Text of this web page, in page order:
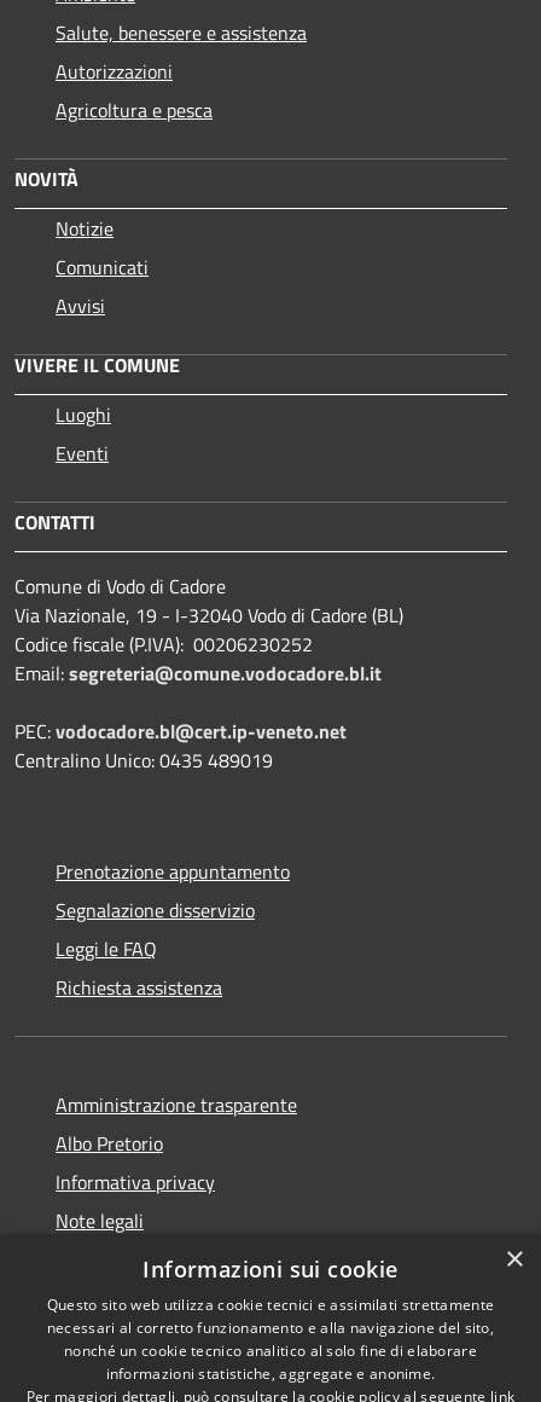
Salute, benessere e assistenza
Autorizzazioni
Agricoltura e pesca
NOVITÀ
Notizie
Comunicati
Avvisi
VIVERE IL COMUNE
Luoghi
Eventi
CONTATTI
Comune di Vodo di Cadore
Via Nazionale, 19 - I-32040 Vodo di Cadore (BL)
Codice fiscale (P.IVA): 00206230252
Email:segreteria@comune.vodocadore.bl.it
PEC:vodocadore.bl@cert.ip-veneto.net
Centralino Unico: 0435 489019
Prenotazione appuntamento
Segnalazione disservizio
Leggi le FAQ
Richiesta assistenza
Amministrazione trasparente
Albo Pretorio
Informativa privacy
Note legali
Dichiarazione di accessibilità
Copyright © 2026 • Comune di
×
Informazioni sui cookie
Questo sito web utilizza cookie tecnici e assimilati strettamente
necessari al corretto funzionamento e alla navigazione del sito,
nonché un cookie tecnico analitico al solo fine di elaborare
informazioni statistiche, aggregate e anonime.
Per maggiori dettagli, può consultare la cookie policy al seguente link